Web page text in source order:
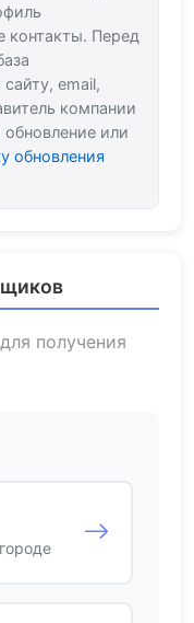
контакты. Перед
email,
компании
или
обновления
получения